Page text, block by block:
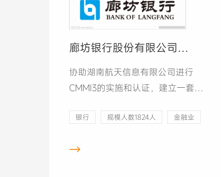
廊坊银行股份有限公司
协助湖南航天信息有限公司进行
CMMI3的实施和认证，建立一套过
通过CMMI研究院授权主任评估师的
银行 规模人数1824人 金融业
→